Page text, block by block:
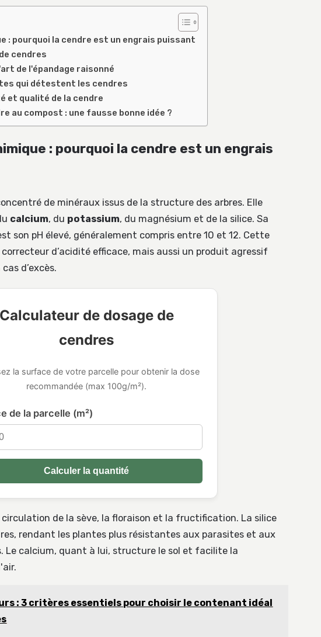
: pourquoi la cendre est un engrais puissant
cendres
de l'épandage raisonné
qui détestent les cendres
et qualité de la cendre
au compost : une fausse bonne idée ?
: pourquoi la cendre est un engrais
de minéraux issus de la structure des arbres. Elle
calcium, du potassium, du magnésium et de la silice. Sa
son pH élevé, généralement compris entre 10 et 12. Cette
d’acidité efficace, mais aussi un produit agressif
d’excès.
Calculateur de dosage de
cendres
la surface de votre parcelle pour obtenir la dose
recommandée (max 100g/m²).
de la parcelle (m²)
Calculer la quantité
de la sève, la floraison et la fructification. La silice
rendant les plantes plus résistantes aux parasites et aux
Le calcium, quant à lui, structure le sol et facilite la
: 3 critères essentiels pour choisir le contenant idéal